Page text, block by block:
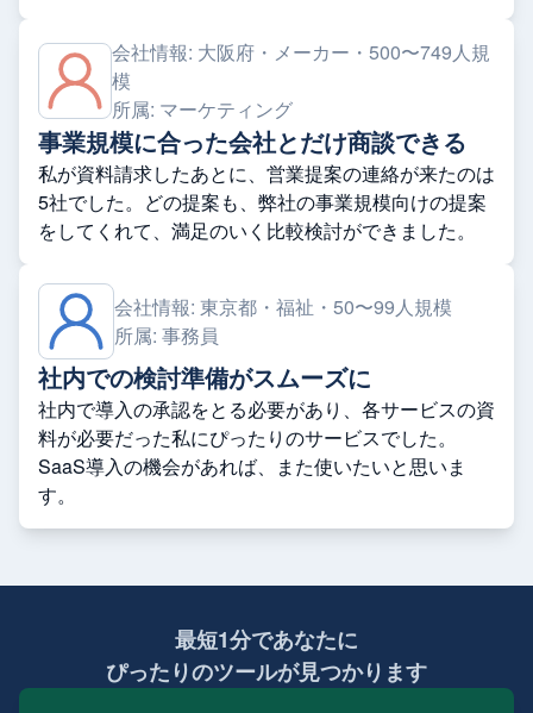
会社情報: 大阪府・メーカー・500〜749人規
模
所属: マーケティング
事業規模に合った会社とだけ商談できる
私が資料請求したあとに、営業提案の連絡が来たのは
5社でした。どの提案も、弊社の事業規模向けの提案
をしてくれて、満足のいく比較検討ができました。
会社情報: 東京都・福祉・50〜99人規模
所属: 事務員
社内での検討準備がスムーズに
社内で導入の承認をとる必要があり、各サービスの資
料が必要だった私にぴったりのサービスでした。
SaaS導入の機会があれば、また使いたいと思いま
す。
最短1分であなたに
ぴったりのツールが見つかります